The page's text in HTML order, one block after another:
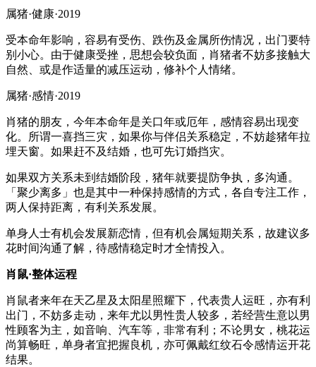
属猪·健康·2019
受本命年影响，容易有受伤、跌伤及金属所伤情况，出门要特
别小心。由于健康受挫，思想会较负面，肖猪者不妨多接触大
自然、或是作适量的减压运动，修补个人情绪。
属猪·感情·2019
肖猪的朋友，今年本命年是关口年或厄年，感情容易出现变
化。所谓一喜挡三灾，如果你与伴侣关系稳定，不妨趁猪年拉
埋天窗。如果赶不及结婚，也可先订婚挡灾。
如果双方关系未到结婚阶段，猪年就要提防争执，多沟通。
「聚少离多」也是其中一种保持感情的方式，各自专注工作，
两人保持距离，有利关系发展。
单身人士有机会发展新恋情，但有机会属短期关系，故建议多
花时间沟通了解，待感情稳定时才全情投入。
肖鼠·整体运程
肖鼠者来年在天乙星及太阳星照耀下，代表贵人运旺，亦有利
出门，不妨多走动，来年尤以男性贵人较多，若经营生意以男
性顾客为主，如音响、汽车等，非常有利；不论男女，桃花运
尚算畅旺，单身者宜把握良机，亦可佩戴红纹石令感情运开花
结果。